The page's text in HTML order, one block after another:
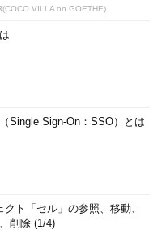
VILLA on GOETHE)
Single Sign-On：SSO）とは
ト「セル」の参照、移動、
削除 (1/4)